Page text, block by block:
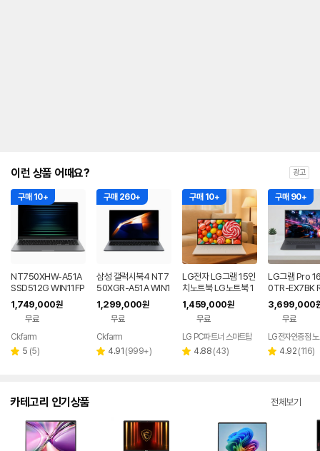
이런 상품 어때요? 광고
구매 10+
NT750XHW-A51A
SSD512G WIN11FP
P(버젼UP설치) 삼성
전자 갤럭시북5 노트
1,749,000원
무료
Ckfarm
별 5 리
(5)
구매 260+
삼성 갤럭시북4 NT7
50XGR-A51A WIN1
1 FPP(버젼UP설치)
업무용 학생용 사무용
노트북 문스톤그레이
1,299,000원
무료
페이
Ckfarm
별 4.91 리
(999+)
구매 10+
LG전자 LG그램 15인
치노트북 LG노트북 1
6GB/256GB 가성비
노트북
1,459,000원
무료
LG PC파트너 스마트탑
별 4.88 리
(43)
구매 90+
LG그램 Pro
0TR-EX7BK
050 32GB 디
트북
3,699,000
무료
별 4.92 리
(116)
카테고리 인기상품 전체보기